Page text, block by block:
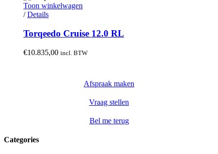
Toon winkelwagen
/ Details
Torqeedo Cruise 12.0 RL
€10.835,00 incl. BTW
Afspraak maken
Vraag stellen
Bel me terug
Categories